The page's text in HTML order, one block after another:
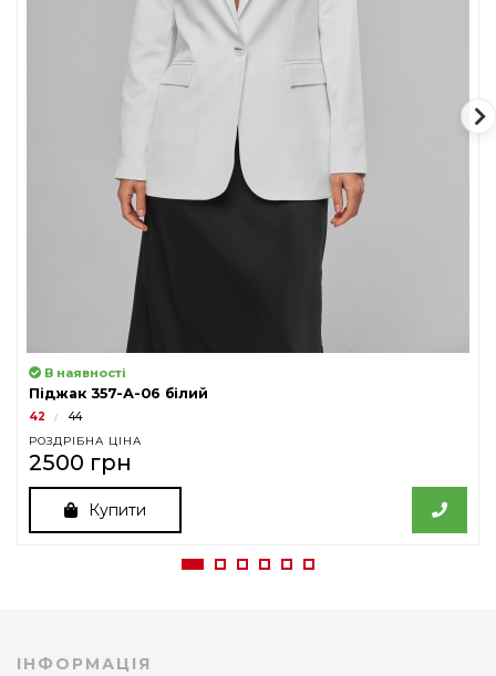
В наявності
Піджак 357-А-06 білий
42 44
РОЗДРІБНА ЦІНА
2500 грн
Купити
ІНФОРМАЦІЯ